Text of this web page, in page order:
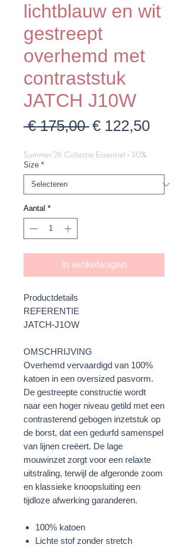
lichtblauw en wit
gestreept
overhemd met
contraststuk
JATCH J10W
€ 175,00 Normale
€ 122,50
Summer'26 Collectie Essentiel -30%
Size *
Aantal *
In winkelwagen
Productdetails
REFERENTIE
JATCH-J1OW
OMSCHRIJVING
Overhemd vervaardigd van 100%
katoen in een oversized pasvorm.
De gestreepte constructie wordt
naar een hoger niveau getild met een
contrasterend gebogen inzetstuk op
de borst, dat een gedurfd samenspel
van lijnen creëert. De lage
mouwinzet zorgt voor een relaxte
uitstraling, terwijl de afgeronde zoom
en klassieke knoopsluiting een
tijdloze afwerking garanderen.
100% katoen
Lichte stof zonder stretch